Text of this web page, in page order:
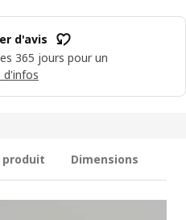
d'avis
365 jours pour un
d'infos
produit Dimensions
gris clair, 10 l